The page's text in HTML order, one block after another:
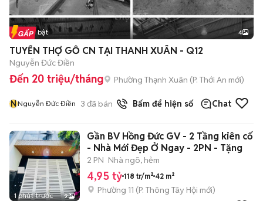
Tin nổi bật 4
TUYỂN THỢ GỖ CN TẠI THANH XUÂN - Q12
Nguyễn Đức Điền
Đến 20 triệu/tháng Phường Thạnh Xuân (P. Thới An mới)
NNguyễn Đức Điền 3 đã bán Bấm để hiện số Chat
1 phút trước 9
Gần BV Hồng Đức GV - 2 Tầng kiên cố
- Nhà Mới Đẹp Ở Ngay - 2PN - Tặng
2 PN Nhà ngõ, hẻm
4,95 tỷ 118 tr/m² 42 m²
Phường 11 (P. Thông Tây Hội mới)